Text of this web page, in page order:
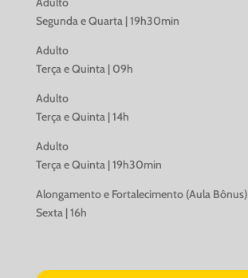
Segunda e Quarta | 19h30min
Adulto
Terça e Quinta | 09h
Adulto
Terça e Quinta | 14h
Adulto
Terça e Quinta | 19h30min
Alongamento e Fortalecimento (Aula Bônus)
Sexta | 16h